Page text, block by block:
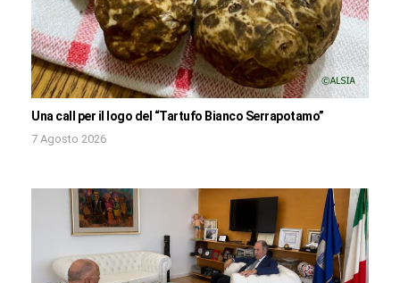
Una call per il logo del “Tartufo Bianco Serrapotamo”
7 Agosto 2026